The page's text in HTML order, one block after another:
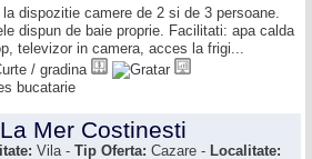
la dispozitie camere de 2 si de 3 persoane.
dispun de baie proprie. Facilitati: apa calda
televizor in camera, acces la frigi...
Mer Costinesti
Vila - Tip Oferta: Cazare - Localitate: